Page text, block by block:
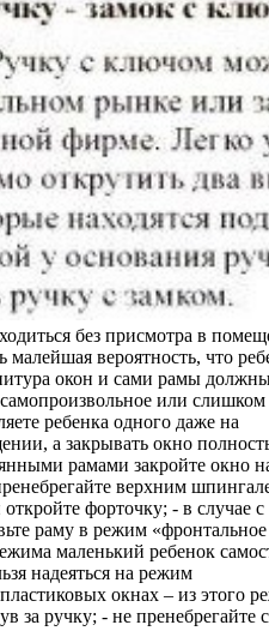
без присмотра в
малейшая вероятность, что
окон и сами рамы
или слишком
ребенка одного даже на
а закрывать окно
рамами закройте окно
верхним
форточку; - в случае с
раму в режим «фронтальное
маленький ребенок
надеяться на режим
окнах – из этого
за ручку; - не пренебрегайте